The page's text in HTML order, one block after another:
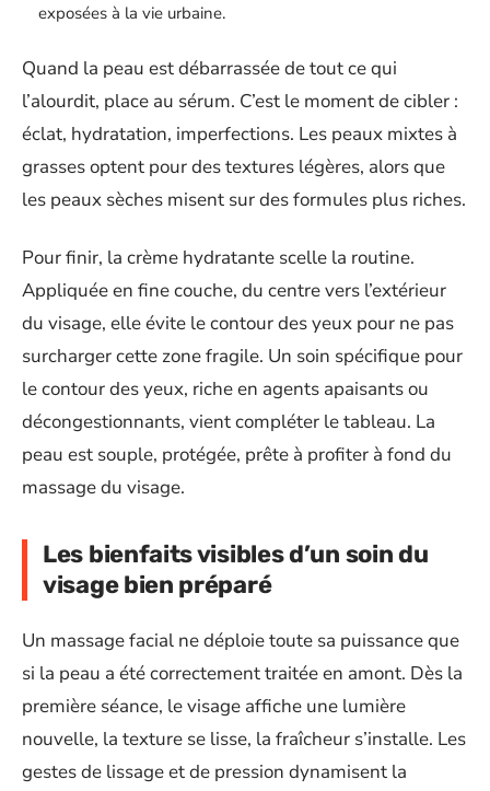
exposées à la vie urbaine.
Quand la peau est débarrassée de tout ce qui
l’alourdit, place au sérum. C’est le moment de cibler :
éclat, hydratation, imperfections. Les peaux mixtes à
grasses optent pour des textures légères, alors que
les peaux sèches misent sur des formules plus riches.
Pour finir, la crème hydratante scelle la routine.
Appliquée en fine couche, du centre vers l’extérieur
du visage, elle évite le contour des yeux pour ne pas
surcharger cette zone fragile. Un soin spécifique pour
le contour des yeux, riche en agents apaisants ou
décongestionnants, vient compléter le tableau. La
peau est souple, protégée, prête à profiter à fond du
massage du visage.
Les bienfaits visibles d’un soin du
visage bien préparé
Un massage facial ne déploie toute sa puissance que
si la peau a été correctement traitée en amont. Dès la
première séance, le visage affiche une lumière
nouvelle, la texture se lisse, la fraîcheur s’installe. Les
gestes de lissage et de pression dynamisent la